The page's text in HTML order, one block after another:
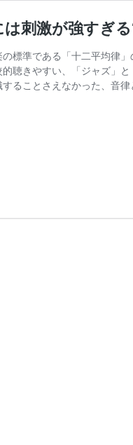
は刺激が強すぎ
の標準である「十二平均律
的聴きやすい、「ジャズ」
することさえなかった、音